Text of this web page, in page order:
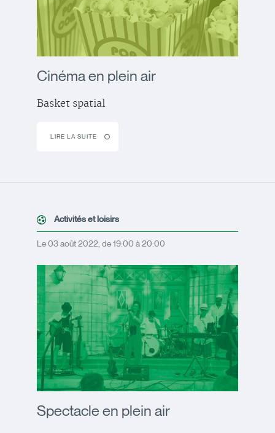
Cinéma en plein air
Basket spatial
LIRE LA SUITE
Activités et loisirs
Le 03 août 2022, de 19:00 à 20:00
Spectacle en plein air